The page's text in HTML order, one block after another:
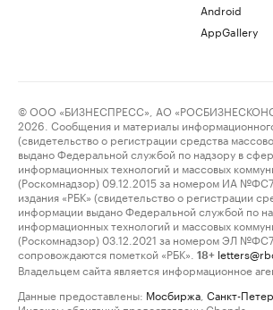
Android
AppGallery
© ООО «БИЗНЕСПРЕСС», АО
2026. Сообщения и материалы информационного
(свидетельство о регистрации средства
выдано Федеральной службой по надзору в
информационных технологий и массовых
(Роскомнадзор) 09.12.2015 за номером ИА
издания «РБК» (свидетельство о регистрации
информации выдано Федеральной службой по
информационных технологий и массовых
(Роскомнадзор) 03.12.2021 за номером ЭЛ
сопровождаются пометкой «РБК».
18+
Владельцем сайта является информационное
Данные предоставлены: Мосбиржа Санкт-